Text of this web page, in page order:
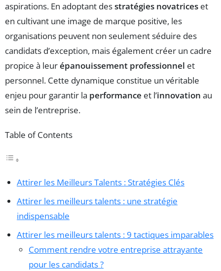
aspirations. En adoptant desstratégies novatrices et
en cultivant une image de marque positive, les
organisations peuvent non seulement séduire des
candidats d’exception, mais également créer un cadre
propice à leurépanouissement professionnel et
personnel. Cette dynamique constitue un véritable
enjeu pour garantir la performance et l’innovation au
sein de l’entreprise.
Table of Contents
Attirer les Meilleurs Talents : Stratégies Clés
Attirer les meilleurs talents : une stratégie
indispensable
Attirer les meilleurs talents : 9 tactiques imparables
Comment rendre votre entreprise attrayante
pour les candidats ?